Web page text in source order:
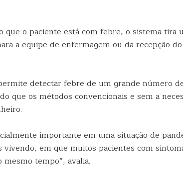
que o paciente está com febre, o sistema tira
a equipe de enfermagem ou da recepção
detectar febre de um grande número
que os métodos convencionais e sem a
importante em uma situação de
vivendo, em que muitos pacientes com
mesmo tempo”, avalia.